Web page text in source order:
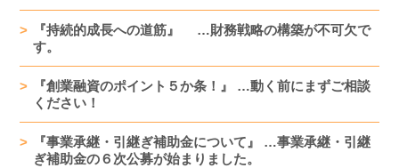
『持続的成長への道筋』 …財務戦略の構築が不可欠で
す。
『創業融資のポイント５か条！』 …動く前にまずご相談
ください！
『事業承継・引継ぎ補助金について』 …事業承継・引継
ぎ補助金の６次公募が始まりました。